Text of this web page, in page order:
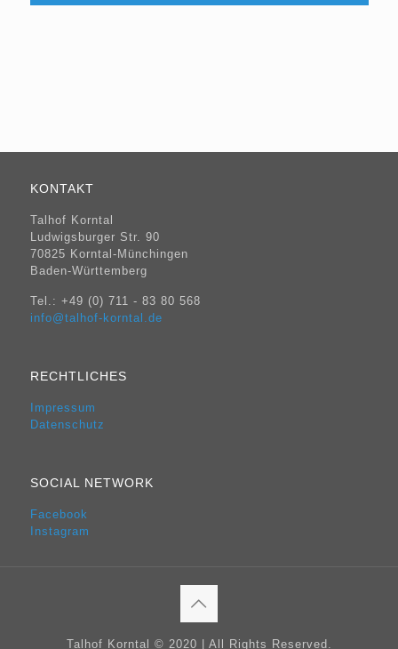
KONTAKT
Talhof Korntal
Ludwigsburger Str. 90
70825 Korntal-Münchingen
Baden-Württemberg
Tel.: +49 (0) 711 - 83 80 568
info@talhof-korntal.de
RECHTLICHES
Impressum
Datenschutz
SOCIAL NETWORK
Facebook
Instagram
Talhof Korntal © 2020 | All Rights Reserved.